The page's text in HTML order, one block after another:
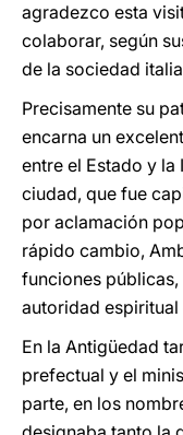
agradezco esta
colaborar, según
de la sociedad
Precisamente su
encarna un
entre el Estado y
ciudad, que fue
por aclamación
rápido cambio,
funciones
autoridad
En la Antigüedad
prefectual y el
parte, en los